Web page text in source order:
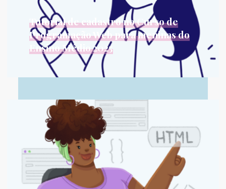
Tutorial de cadastro no Curso de
Programação Web para meninas do
Ensino Médio 2025
O porquê desse projeto O mercado de TI vive há
Leia Mais...